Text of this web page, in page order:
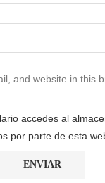
and website in this
accedes al
por parte de esta